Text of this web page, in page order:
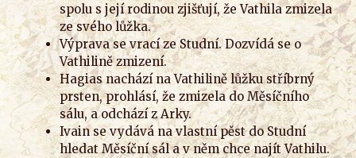
spolu s její rodinou zjišťují, že Vathila zmizela
ze svého lůžka.
Výprava se vrací ze Studní. Dozvídá se o
Vathilině zmizení.
Hagias nachází na Vathilině lůžku stříbrný
prsten, prohlásí, že zmizela do Měsíčního
sálu, a odchází z Arky.
Ivain se vydává na vlastní pěst do Studní
hledat Měsíční sál a v něm chce najít Vathilu.